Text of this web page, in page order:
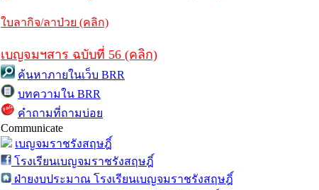
ใบลากิจ/ลาป่วย (คลิก)
เบญจมฯสาร ฉบับที่ 56 (คลิก)
ค้นหาภายในเว็บ BRR
บทความใน BRR
คำถามที่ถามบ่อย
Communicate
เบญจมราชรังสฤษฎิ์
โรงเรียนเบญจมราชรังสฤษฎิ์
ฝ่ายงบประมาณ โรงเรียนเบญจมราชรังสฤษฎิ์